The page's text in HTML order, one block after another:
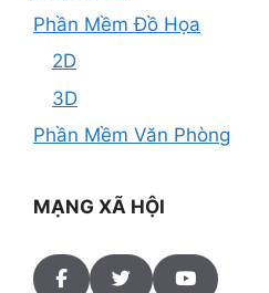
Phần Mềm Đồ Họa
2D
3D
Phần Mềm Văn Phòng
MẠNG XÃ HỘI